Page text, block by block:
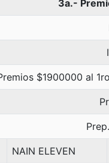
3a.-
$1900000 al
NAIN ELEVEN